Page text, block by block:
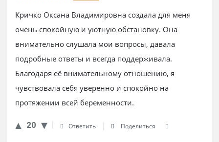
Кричко Оксана Владимировна создала для меня
очень спокойную и уютную обстановку. Она
внимательно слушала мои вопросы, давала
подробные ответы и всегда поддерживала.
Благодаря её внимательному отношению, я
чувствовала себя уверенно и спокойно на
протяжении всей беременности.
20 Ответить Поделиться